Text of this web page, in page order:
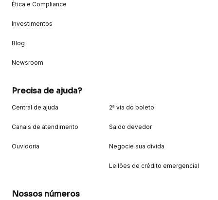
Ética e Compliance
Investimentos
Blog
Newsroom
Precisa de ajuda?
Central de ajuda
Canais de atendimento
Ouvidoria
2ª via do boleto
Saldo devedor
Negocie sua dívida
Leilões de crédito emergencial
Nossos números